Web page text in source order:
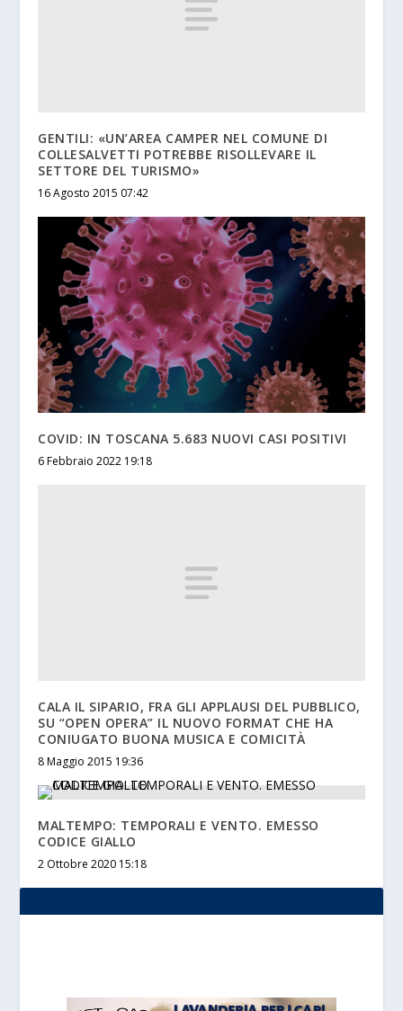
GENTILI: «UN’AREA CAMPER NEL COMUNE DI
COLLESALVETTI POTREBBE RISOLLEVARE IL
SETTORE DEL TURISMO»
16 Agosto 2015 07:42
COVID: IN TOSCANA 5.683 NUOVI CASI POSITIVI
6 Febbraio 2022 19:18
CALA IL SIPARIO, FRA GLI APPLAUSI DEL PUBBLICO,
SU “OPEN OPERA” IL NUOVO FORMAT CHE HA
CONIUGATO BUONA MUSICA E COMICITÀ
8 Maggio 2015 19:36
MALTEMPO: TEMPORALI E VENTO. EMESSO
CODICE GIALLO
2 Ottobre 2020 15:18